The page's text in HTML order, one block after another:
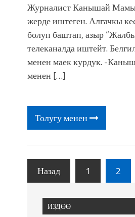
Журналист Канышай
жерде иштеген. Алгачкы
болуп баштап, азыр
телеканалда иштейт.
менен маек курдук. -
менен […]
Толугу менен
Назад 1 2
ИЗДӨӨ